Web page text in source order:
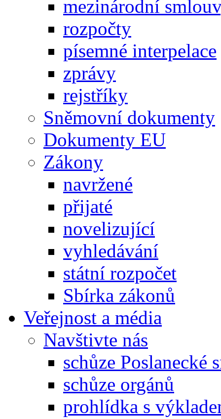
mezinárodní
rozpočty
písemné interpelace
zprávy
rejstříky
Sněmovní dokumenty
Dokumenty EU
Zákony
navržené
přijaté
novelizující
vyhledávání
státní rozpočet
Sbírka zákonů
Veřejnost a média
Navštivte nás
schůze Poslanecké
schůze orgánů
prohlídka s